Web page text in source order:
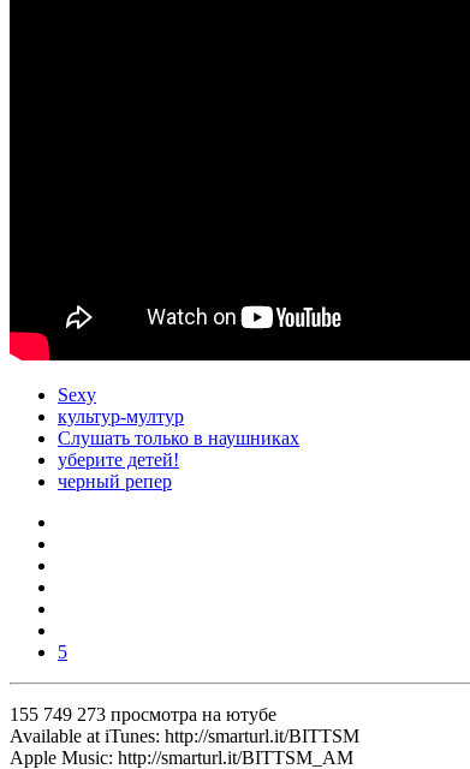
Sexy
культур-мултур
Слушать только в наушниках
уберите детей!
черный репер
5
155 749 273 просмотра на ютубе
Available at iTunes: http://smarturl.it/BITTSM
Apple Music: http://smarturl.it/BITTSM_AM